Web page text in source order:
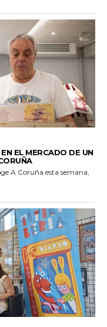
EL MERCADO DE UN
A Coruña esta semana,